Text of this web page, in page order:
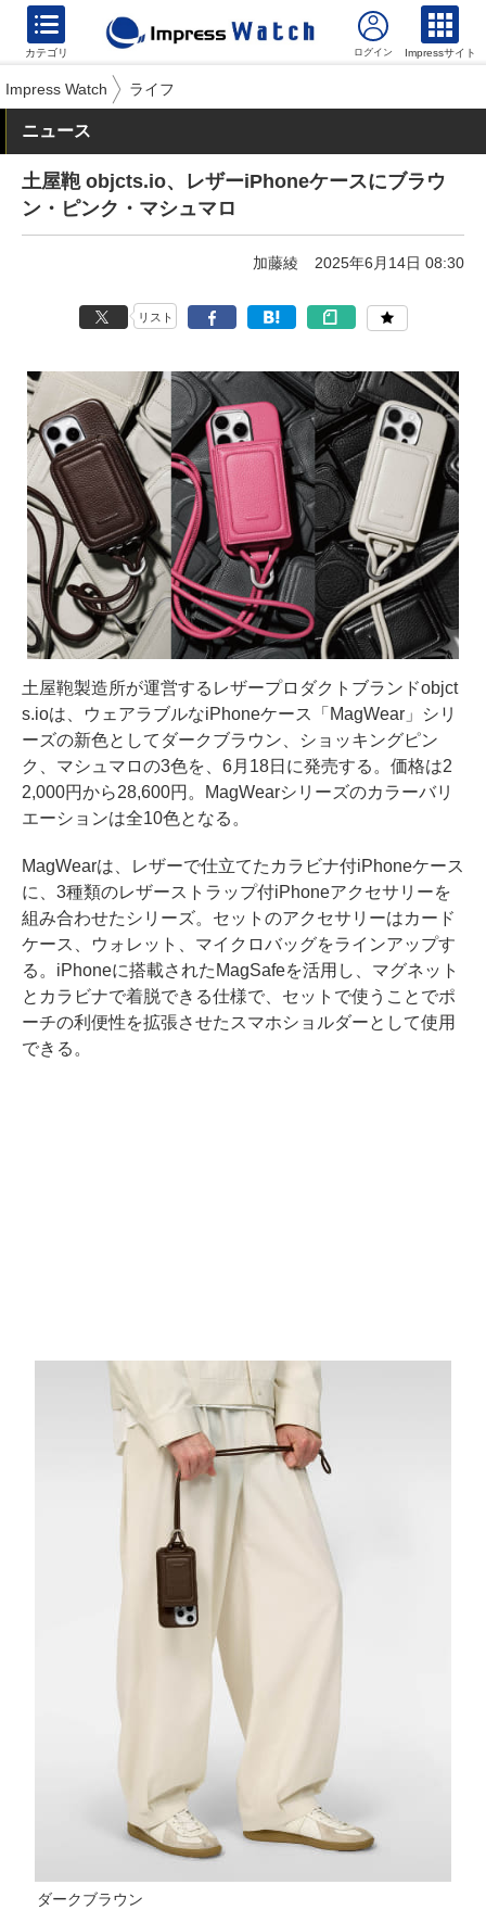
カテゴリ Impressサイト
Impress Watch ライフ
ニュース
土屋鞄 objcts.io、レザーiPhoneケースにブラウ
ン・ピンク・マシュマロ
加藤綾 2025年6月14日 08:30
リスト
土屋鞄製造所が運営するレザープロダクトブランドobjct
s.ioは、ウェアラブルなiPhoneケース「MagWear」シリ
ーズの新色としてダークブラウン、ショッキングピン
ク、マシュマロの3色を、6月18日に発売する。価格は2
2,000円から28,600円。MagWearシリーズのカラーバリ
エーションは全10色となる。
MagWearは、レザーで仕立てたカラビナ付iPhoneケース
に、3種類のレザーストラップ付iPhoneアクセサリーを
組み合わせたシリーズ。セットのアクセサリーはカード
ケース、ウォレット、マイクロバッグをラインアップす
る。iPhoneに搭載されたMagSafeを活用し、マグネット
とカラビナで着脱できる仕様で、セットで使うことでポ
ーチの利便性を拡張させたスマホショルダーとして使用
できる。
ダークブラウン